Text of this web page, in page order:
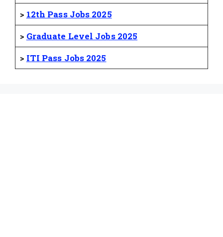
> 12th Pass Jobs 2025
> Graduate Level Jobs 2025
> ITI Pass Jobs 2025